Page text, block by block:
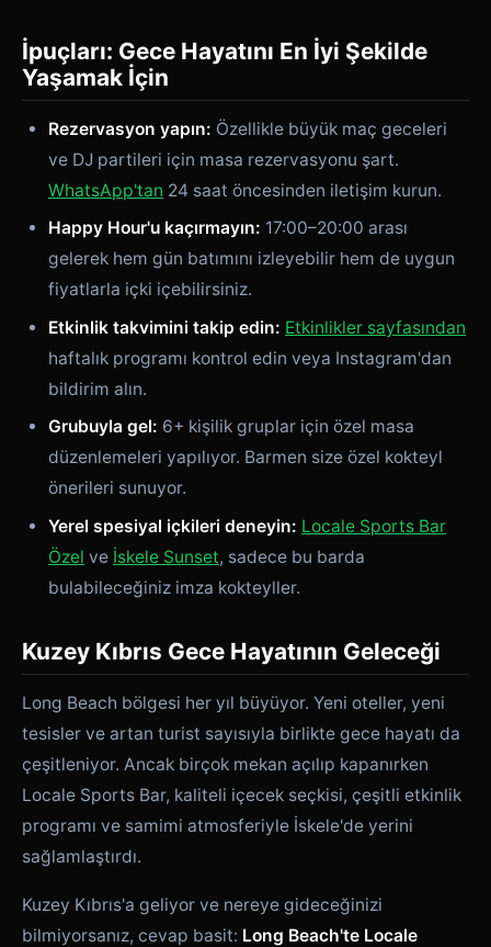
İpuçları: Gece Hayatını En İyi Şekilde
Yaşamak İçin
Rezervasyon yapın: Özellikle büyük maç geceleri
ve DJ partileri için masa rezervasyonu şart.
WhatsApp'tan 24 saat öncesinden iletişim kurun.
Happy Hour'u kaçırmayın: 17:00–20:00 arası
gelerek hem gün batımını izleyebilir hem de uygun
fiyatlarla içki içebilirsiniz.
Etkinlik takvimini takip edin: Etkinlikler sayfasından
haftalık programı kontrol edin veya Instagram'dan
bildirim alın.
Grubuyla gel: 6+ kişilik gruplar için özel masa
düzenlemeleri yapılıyor. Barmen size özel kokteyl
önerileri sunuyor.
Yerel spesiyal içkileri deneyin: Locale Sports Bar
Özel ve İskele Sunset, sadece bu barda
bulabileceğiniz imza kokteyller.
Kuzey Kıbrıs Gece Hayatının Geleceği
Long Beach bölgesi her yıl büyüyor. Yeni oteller, yeni
tesisler ve artan turist sayısıyla birlikte gece hayatı da
çeşitleniyor. Ancak birçok mekan açılıp kapanırken
Locale Sports Bar, kaliteli içecek seçkisi, çeşitli etkinlik
programı ve samimi atmosferiyle İskele'de yerini
sağlamlaştırdı.
Kuzey Kıbrıs'a geliyor ve nereye gideceğinizi
bilmiyorsanız, cevap basit: Long Beach'te Locale